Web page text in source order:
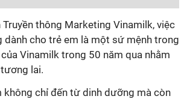
thông Marketing Vinamilk, việc
cho trẻ em là một sứ mệnh trong
Vinamilk trong 50 năm qua nhằm
lai.
chỉ đến từ dinh dưỡng mà còn